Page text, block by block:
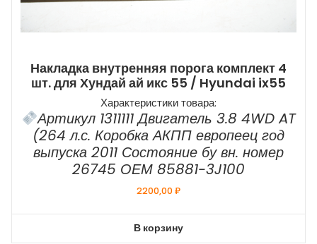
Накладка внутренняя порога комплект 4
шт. для Хундай ай икс 55 / Hyundai ix55
Характеристики товара:
Артикул 1311111 Двигатель 3.8 4WD AT
(264 л.с. Коробка АКПП европеец год
выпуска 2011 Состояние бу вн. номер
26745 ОЕМ 85881-3J100
2200,00₽
В корзину